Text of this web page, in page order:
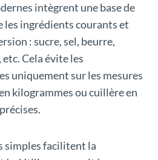
intègrent une base de
les ingrédients courants et
: sucre, sel, beurre,
Cela évite les
uniquement sur les mesures
kilogrammes ou cuillère en
simples facilitent la